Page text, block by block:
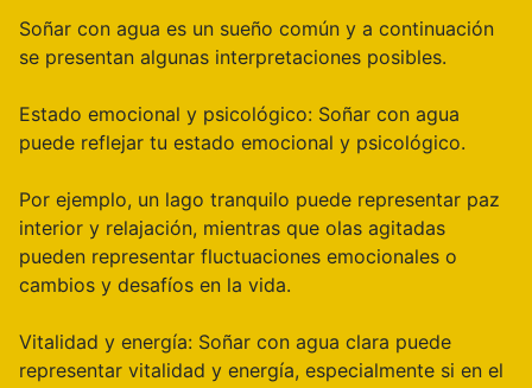
Soñar con agua es un sueño común y a continuación
se presentan algunas interpretaciones posibles.
Estado emocional y psicológico: Soñar con agua
puede reflejar tu estado emocional y psicológico.
Por ejemplo, un lago tranquilo puede representar paz
interior y relajación, mientras que olas agitadas
pueden representar fluctuaciones emocionales o
cambios y desafíos en la vida.
Vitalidad y energía: Soñar con agua clara puede
representar vitalidad y energía, especialmente si en el